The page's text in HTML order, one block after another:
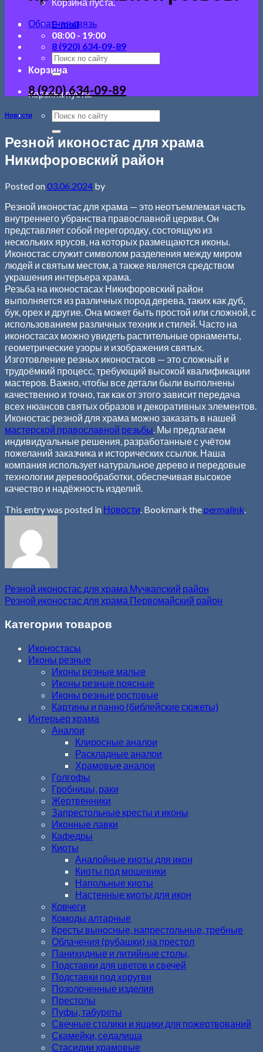
E-mail
08:00 - 19:00
8 (920) 634-09-89
Корзина
Корзина пуста.
Обратная связь
8 (920) 634-09-89
Новости
Резной иконостас для храма
Никифоровский район
Posted on03.06.2024 by
Резной иконостас для храма — это неотъемлемая часть
внутреннего убранства православной церкви. Он
представляет собой перегородку, состоящую из
нескольких ярусов, на которых размещаются иконы.
Иконостас служит символом разделения между миром
людей и святым местом, а также является средством
украшения интерьера храма.
Резьба на иконостасах Никифоровский район
выполняется из различных пород дерева, таких как дуб,
бук, орех и другие. Она может быть простой или сложной, с
использованием различных техник и стилей. Часто на
иконостасах можно увидеть растительные орнаменты,
геометрические узоры и изображения святых.
Изготовление резных иконостасов — это сложный и
трудоёмкий процесс, требующий высокой квалификации
мастеров. Важно, чтобы все детали были выполнены
качественно и точно, так как от этого зависит передача
всех нюансов святых образов и декоративных элементов.
Иконостас резной для храма можно заказать в нашей
мастерской православной резьбы. Мы предлагаем
индивидуальные решения, разработанные с учётом
пожеланий заказчика и исторических ссылок. Наша
компания использует натуральное дерево и передовые
технологии деревообработки, обеспечивая высокое
качество и надёжность изделий.
This entry was posted in Новости. Bookmark thepermalink.
Резной иконостас для храма Мучкапский район
Резной иконостас для храма Первомайский район
Категории товаров
Иконостасы
Иконы резные
Иконы резные малые
Иконы резные поясные
Иконы резные ростовые
Картины и панно (библейские сюжеты)
Интерьер храма
Аналои
Клиросные аналои
Раскладные аналои
Храмовые аналои
Голгофы
Гробницы, раки
Жертвенники
Запрестольные кресты и иконы
Иконные лавки
Кафедры
Киоты
Аналойные киоты для икон
Киоты под мощевики
Напольные киоты
Настенные киоты для икон
Ковчеги
Комоды алтарные
Кресты выносные, напрестольные, требные
Облачения (рубашки) на престол
Панихидные и литийные столы,
Подставки для цветов и свечей
Подставки под хоругви
Позолоченные изделия
Престолы
Пуфы, табуреты
Свечные столики и ящики для пожертвований
Скамейки, седалища
Стасидии храмовые